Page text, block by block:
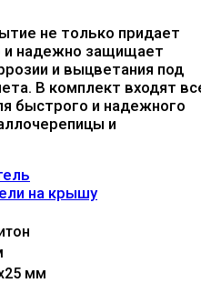
не только придает
и надежно защищает
и выцветания под
В комплект входят
быстрого и надежного
и
на крышу
мм